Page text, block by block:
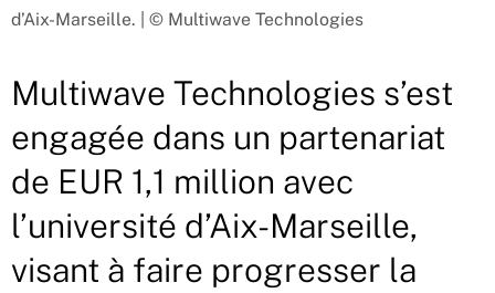
d’Aix-Marseille. | © Multiwave Technologies
Multiwave Technologies s’est
engagée dans un partenariat
de EUR 1,1 million avec
l’université d’Aix-Marseille,
visant à faire progresser la